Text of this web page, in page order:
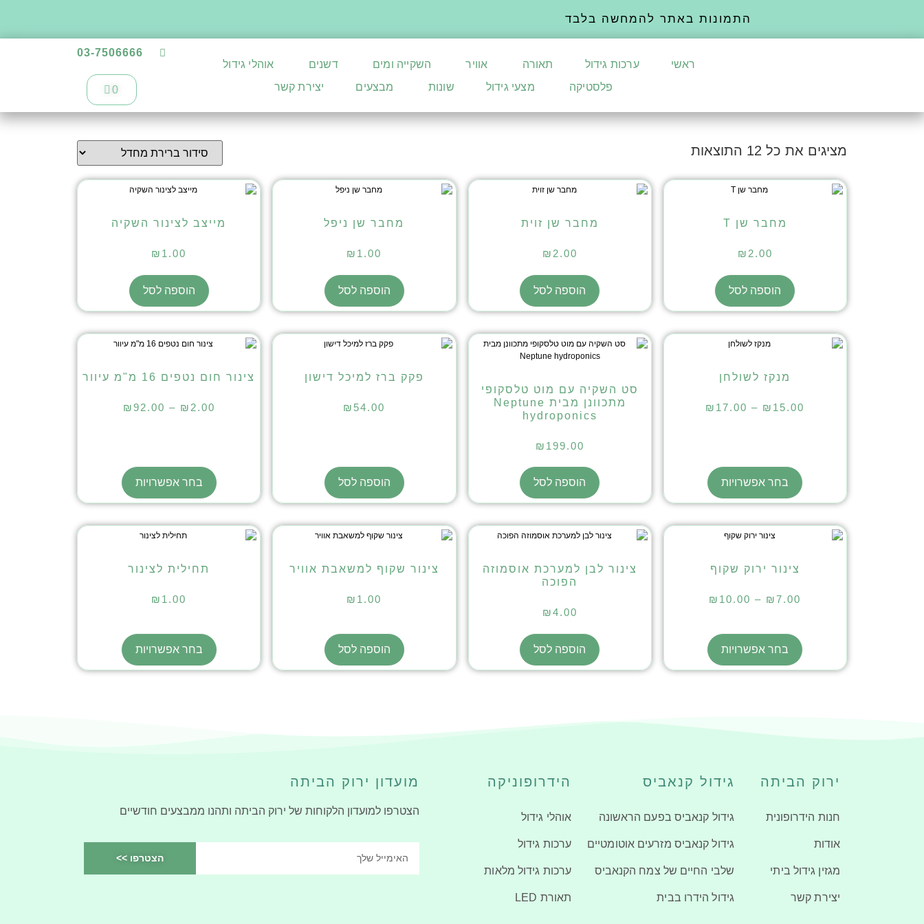
התמונות באתר להמחשה בלבד
ראשי ערכות גידול תאורה אוויר השקייה ומים דשנים
אוהלי גידול
פלסטיקה
מצעי גידול שונות מבצעים יצירת קשר
03-7506666
0
מציגים את כל ⁦12⁩ התוצאות
מחבר שן T
₪ 2.00
הוספה לסל
מחבר שן זוית
₪ 2.00
הוספה לסל
מחבר שן ניפל
₪ 1.00
הוספה לסל
מייצב לצינור השקיה
₪ 1.00
הוספה לסל
מנקז לשולחן
₪ 15.00
–
₪ 17.00
בחר אפשרויות
סט השקיה עם מוט טלסקופי
מתכוונן מבית Neptune
hydroponics
₪ 199.00
הוספה לסל
פקק ברז למיכל דישון
₪ 54.00
הוספה לסל
צינור חום נטפים 16 מ"מ עיוור
₪ 2.00
–
₪92.00
בחר אפשרויות
צינור ירוק שקוף
₪7.00
–
₪ 10.00
בחר אפשרויות
צינור לבן למערכת אוסמוזה
הפוכה
₪4.00
הוספה לסל
צינור שקוף למשאבת אוויר
₪ 1.00
הוספה לסל
תחילית לצינור
₪ 1.00
בחר אפשרויות
ירוק הביתה
חנות הידרופונית
אודות
מגזין גידול ביתי
יצירת קשר
גידול קנאביס
גידול קנאביס בפעם הראשונה
גידול קנאביס מזרעים אוטומטיים
שלבי החיים של צמח הקנאביס
גידול הידרו בבית
הידרופוניקה
אוהלי גידול
ערכות גידול
ערכות גידול מלאות
תאורת LED
מועדון ירוק הביתה
הצטרפו למועדון הלקוחות של ירוק הביתה ותהנו ממבצעים חודשיים
הצטרפו >>